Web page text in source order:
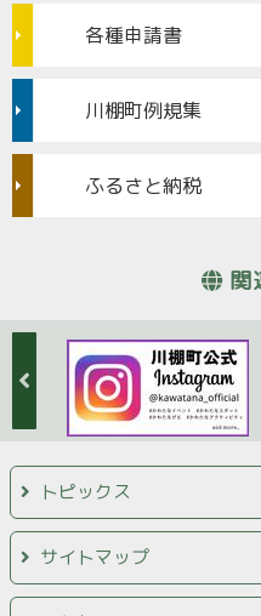
各種申請書
川棚町例規集
ふるさと納税
関
トピックス
サイトマップ